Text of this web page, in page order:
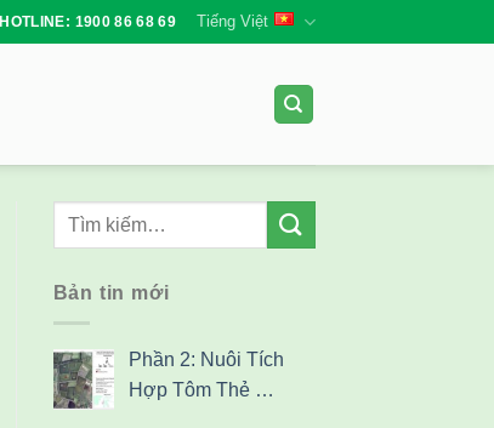
HOTLINE: 1900 86 68 69 Tiếng Việt
Bản tin mới
Phần 2: Nuôi Tích
Hợp Tôm Thẻ …